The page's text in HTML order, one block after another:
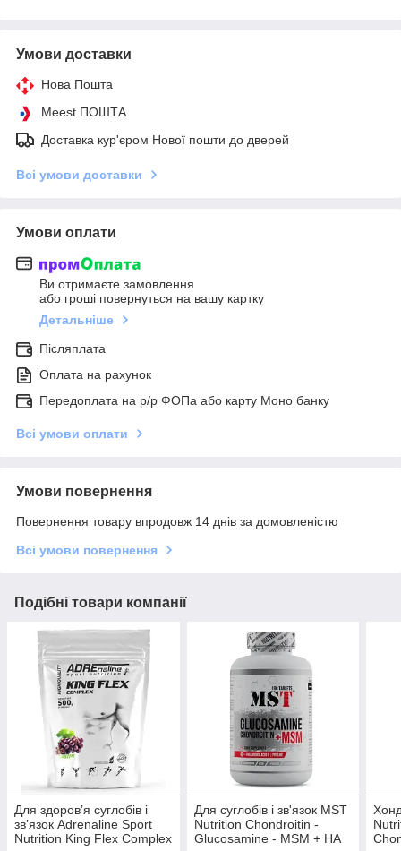
Умови доставки
Нова Пошта
Meest ПОШТА
Доставка кур'єром Нової пошти до дверей
Всі умови доставки
Умови оплати
Ви отримаєте замовлення
або гроші повернуться на вашу картку
Детальніше
Післяплата
Оплата на рахунок
Передоплата на р/р ФОПа або карту Моно банку
Всі умови оплати
Умови повернення
Повернення товару впродовж 14 днів за домовленістю
Всі умови повернення
Подібні товари компанії
Для здоров’я суглобів і
зв’язок Adrenaline Sport
Nutrition King Flex Complex
Для суглобів і зв'язок MST
Nutrition Chondroitin -
Glucosamine - MSM + HA